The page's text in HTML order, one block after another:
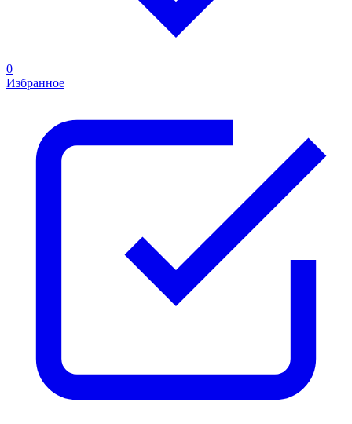
0
Избранное